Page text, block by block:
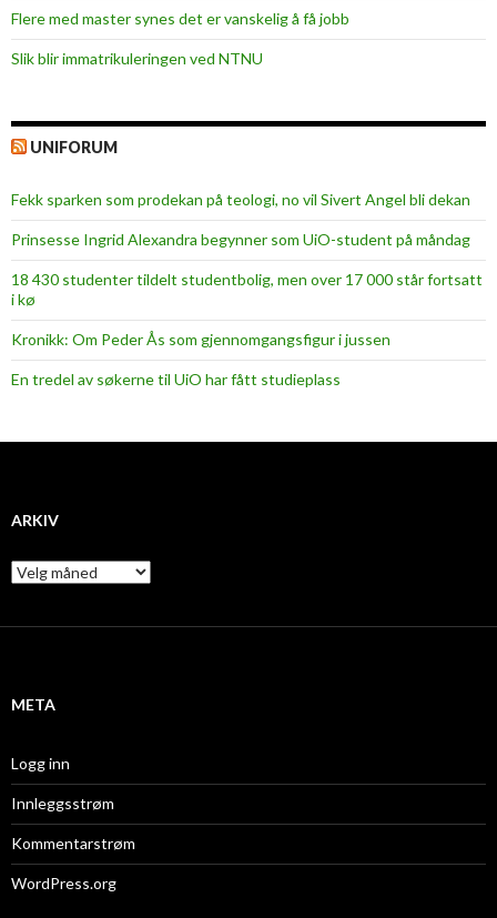
Flere med master synes det er vanskelig å få jobb
Slik blir immatrikuleringen ved NTNU
UNIFORUM
Fekk sparken som prodekan på teologi, no vil Sivert Angel bli dekan
Prinsesse Ingrid Alexandra begynner som UiO-student på måndag
18 430 studenter tildelt studentbolig, men over 17 000 står fortsatt
i kø
Kronikk: Om Peder Ås som gjennomgangsfigur i jussen
En tredel av søkerne til UiO har fått studieplass
ARKIV
A
r
i
META
Logg inn
Innleggsstrøm
Kommentarstrøm
WordPress.org